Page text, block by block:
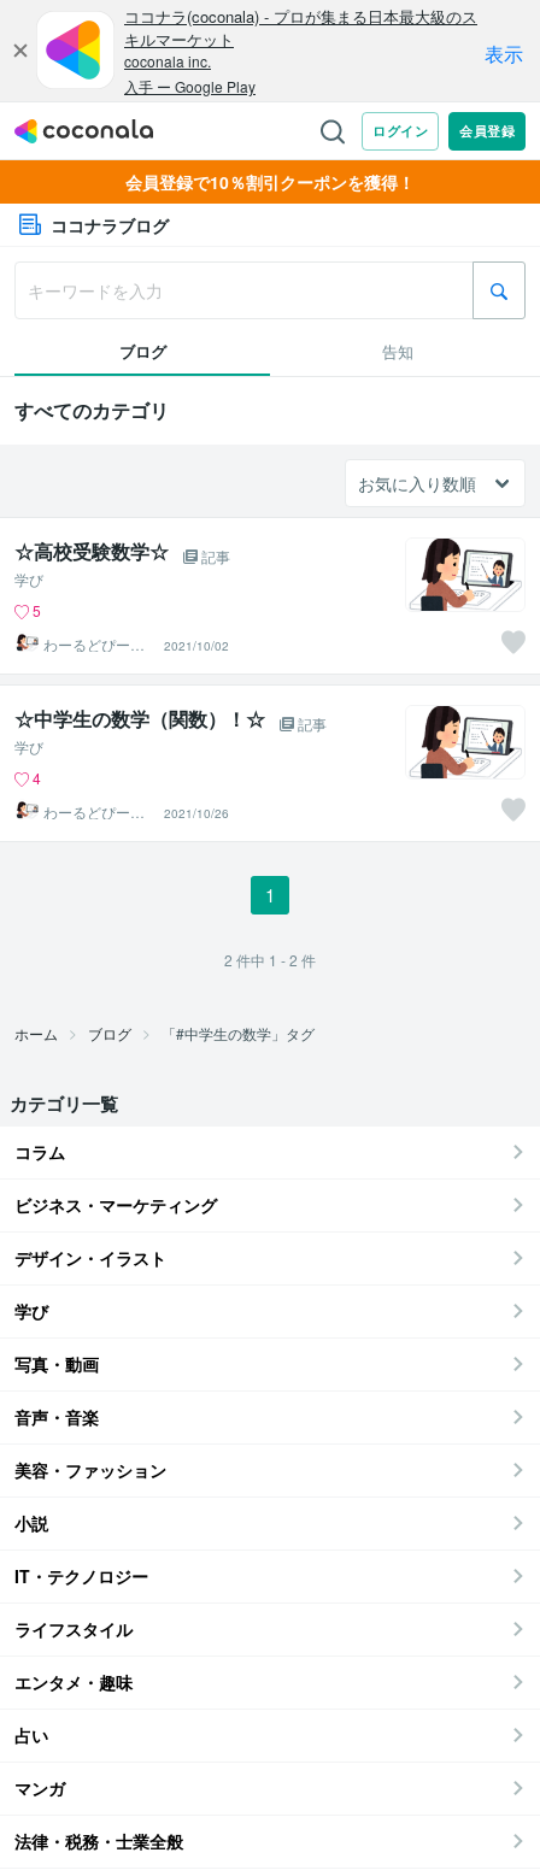
会員登録で10％割引クーポンを獲得！
ココナラブログ
ブログ 告知
すべてのカテゴリ
☆高校受験数学☆
記事
学び
5
わーるどぴーす
ふぉーえばー
2021/10/02
☆中学生の数学（関数）！☆
記事
学び
4
わーるどぴーす
ふぉーえばー
2021/10/26
1
2 件中 1 - 2 件
ホーム ブログ 「#中学生の数学」タグ
カテゴリ一覧
コラム
ビジネス・マーケティング
デザイン・イラスト
学び
写真・動画
音声・音楽
美容・ファッション
小説
IT・テクノロジー
ライフスタイル
エンタメ・趣味
占い
マンガ
法律・税務・士業全般